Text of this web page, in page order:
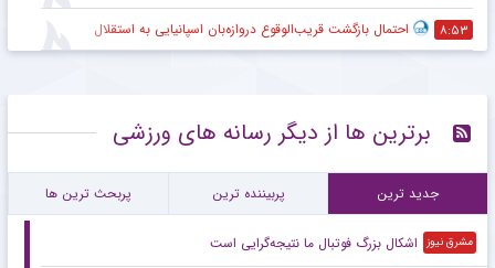
۸:۵۳ احتمال بازگشت قریب‌الوقوع دروازه‌بان اسپانیایی به استقلال
برترین ها از دیگر رسانه های ورزشی
جدید ترین پربیننده ترین پربحث ترین ها
مشرق نیوز اشکال بزرگ فوتبال ما نتیجه‌گرایی است